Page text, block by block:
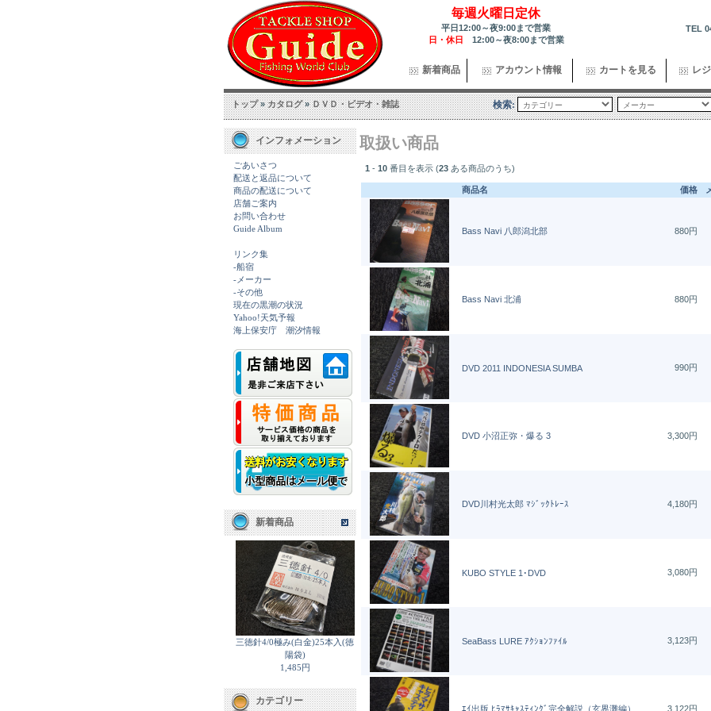
毎週火曜日定休
平日12:00～夜9:00まで営業
日・休日 12:00～夜8:00まで営業
TEL
新着商品 アカウント情報 カートを見る レ
トップ»カタログ»ＤＶＤ・ビデオ・雑誌 検索:
インフォメーション
ごあいさつ
配送と返品について
商品の配送について
店舗ご案内
お問い合わせ
Guide Album
リンク集
-船宿
-メーカー
-その他
現在の黒潮の状況
Yahoo!天気予報
海上保安庁 潮汐情報
新着商品
三徳針4/0極み(白金)25本入(徳
陽袋)
1,485円
カテゴリー
取扱い商品
1 - 10 番目を表示 (23 ある商品のうち)
商品名 価格
Bass Navi 八郎潟北部 880円
Bass Navi 北浦 880円
DVD 2011 INDONESIA SUMBA 990円
DVD 小沼正弥・爆る 3 3,300円
DVD川村光太郎 ﾏｼﾞｯｸﾄﾚｰｽ 4,180円
KUBO STYLE 1･DVD 3,080円
SeaBass LURE ｱｸｼｮﾝﾌｧｲﾙ 3,123円
ｴｲ出版 ﾋﾗﾏｻｷｬｽﾃｨﾝｸﾞ完全解説（玄界灘編） 3,122円